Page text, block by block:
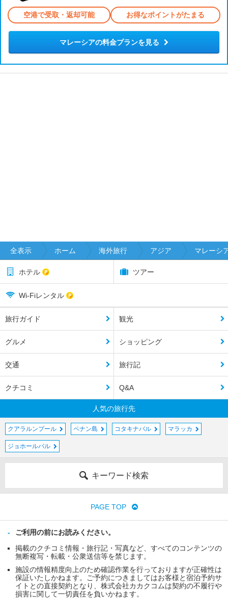
空港で受取・返却可能 お得なポイントがたまる
マレーシアの料金プランを見る
全表示 ホーム 海外旅行 アジア マレーシ
ホテル ツアー
Wi-Fiレンタル
旅行ガイド 観光
グルメ ショッピング
交通 旅行記
クチコミ Q&A
人気の旅行先
クアラルンプール ペナン島 コタキナバル マラッカ
ジョホールバル
キーワード検索
PAGE TOP
ご利用の前にお読みください。
掲載のクチコミ情報・旅行記・写真など、すべてのコンテンツの
無断複写・転載・公衆送信等を禁じます。
施設の情報精度向上のため確認作業を行っておりますが正確性は
保証いたしかねます。ご予約につきましてはお客様と宿泊予約サ
イトとの直接契約となり、株式会社カカクコムは契約の不履行や
損害に関して一切責任を負いかねます。